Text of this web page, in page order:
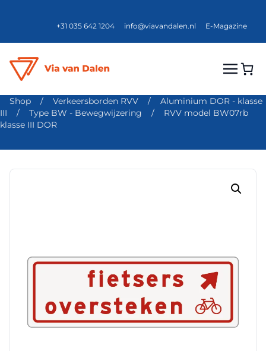
+31 035 642 1204 info@viavandalen.nl E-Magazine
Shop / Verkeersborden RVV /
Aluminium DOR - klasse
III
/ Type BW - Bewegwijzering /
RVV model BW07rb
klasse III DOR